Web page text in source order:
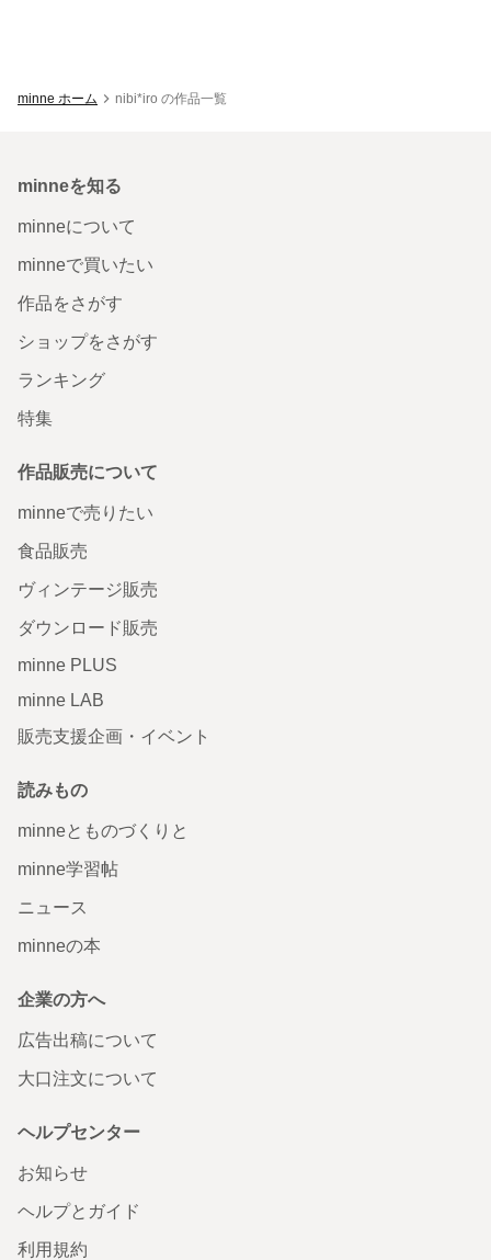
minne ホーム nibi*iro の作品一覧
minneを知る
minneについて
minneで買いたい
作品をさがす
ショップをさがす
ランキング
特集
作品販売について
minneで売りたい
食品販売
ヴィンテージ販売
ダウンロード販売
minne PLUS
minne LAB
販売支援企画・イベント
読みもの
minneとものづくりと
minne学習帖
ニュース
minneの本
企業の方へ
広告出稿について
大口注文について
ヘルプセンター
お知らせ
ヘルプとガイド
利用規約